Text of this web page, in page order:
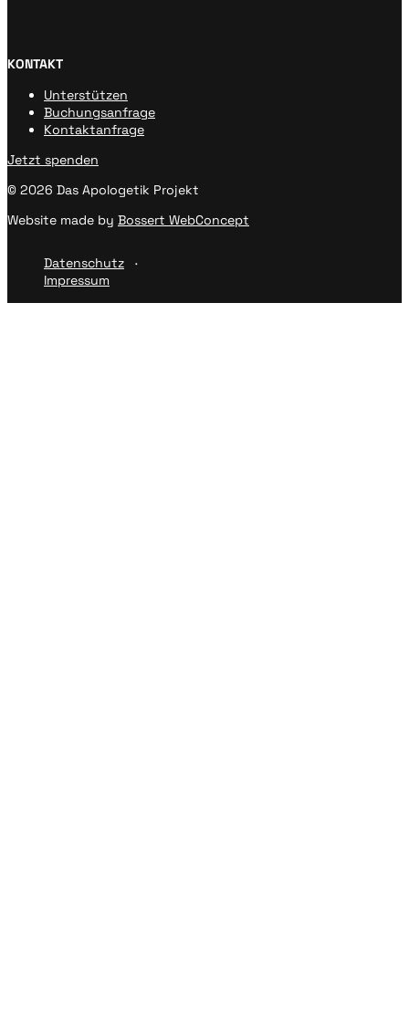
KONTAKT
Unterstützen
Buchungsanfrage
Kontaktanfrage
Jetzt spenden
© 2026 Das Apologetik Projekt
Website made by Bossert WebConcept
Datenschutz
Impressum